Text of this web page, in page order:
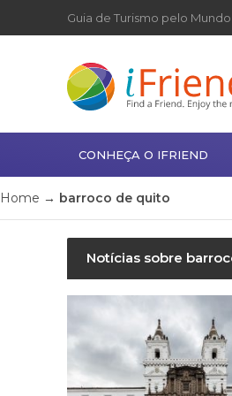
Guia de Turismo pelo Mundo
CONHEÇA O IFRIEND
Home → barroco de quito
Notícias sobre